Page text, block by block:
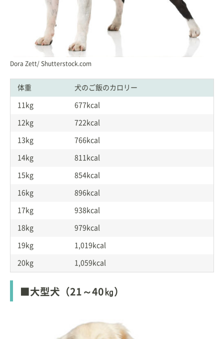
Dora Zett/ Shutterstock.com
体重 犬のご飯のカロリー
11kg 677kcal
12kg 722kcal
13kg 766kcal
14kg 811kcal
15kg 854kcal
16kg 896kcal
17kg 938kcal
18kg 979kcal
19kg 1,019kcal
20kg 1,059kcal
■大型犬（21～40㎏）